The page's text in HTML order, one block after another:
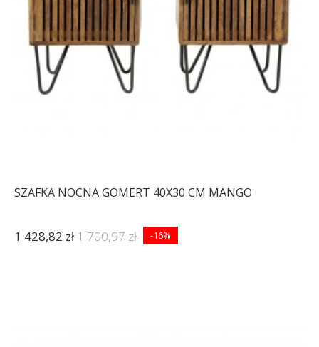
SZAFKA NOCNA GOMERT 40X30 CM MANGO
1 428,82 zł1 700,97 zł -16%